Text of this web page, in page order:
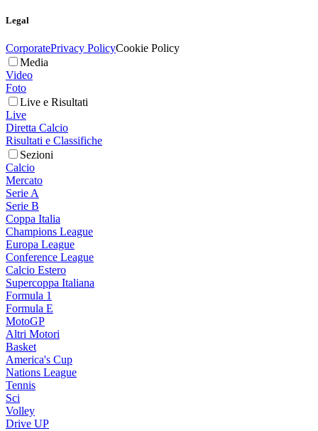
Legal
CorporatePrivacy PolicyCookie Policy
Media
Video
Foto
Live e Risultati
Live
Diretta Calcio
Risultati e Classifiche
Sezioni
Calcio
Mercato
Serie A
Serie B
Coppa Italia
Champions League
Europa League
Conference League
Calcio Estero
Supercoppa Italiana
Formula 1
Formula E
MotoGP
Altri Motori
Basket
America's Cup
Nations League
Tennis
Sci
Volley
Drive UP